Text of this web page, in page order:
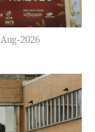
2026